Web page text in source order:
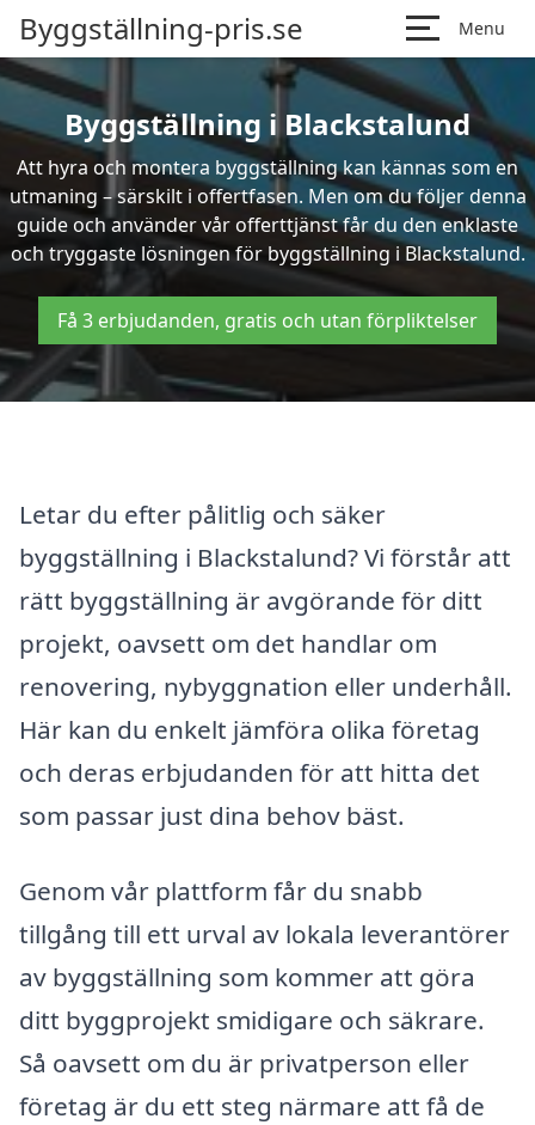
Byggställning-pris.se Menu
Byggställning i Blackstalund
Att hyra och montera byggställning kan kännas som en
utmaning – särskilt i offertfasen. Men om du följer denna
guide och använder vår offerttjänst får du den enklaste
och tryggaste lösningen för byggställning i Blackstalund.
Få 3 erbjudanden, gratis och utan förpliktelser
Letar du efter pålitlig och säker
byggställning i Blackstalund? Vi förstår att
rätt byggställning är avgörande för ditt
projekt, oavsett om det handlar om
renovering, nybyggnation eller underhåll.
Här kan du enkelt jämföra olika företag
och deras erbjudanden för att hitta det
som passar just dina behov bäst.
Genom vår plattform får du snabb
tillgång till ett urval av lokala leverantörer
av byggställning som kommer att göra
ditt byggprojekt smidigare och säkrare.
Så oavsett om du är privatperson eller
företag är du ett steg närmare att få de